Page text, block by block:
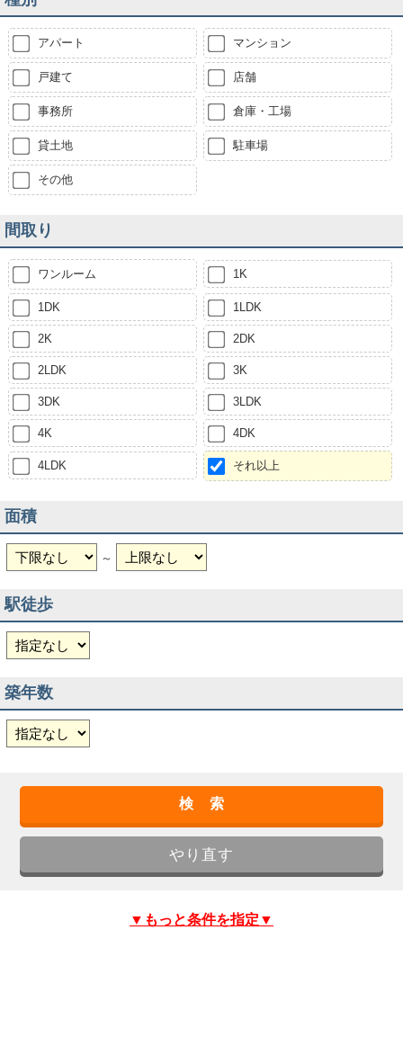
アパート マンション
戸建て 店舗
事務所 倉庫・工場
貸土地 駐車場
その他
間取り
ワンルーム 1K
1DK 1LDK
2K 2DK
2LDK 3K
3DK 3LDK
4K 4DK
4LDK それ以上
面積
～
駅徒歩
築年数
▼もっと条件を指定▼